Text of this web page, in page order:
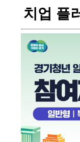
치업 플